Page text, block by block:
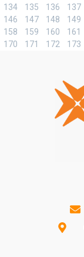
134
135 136 137
146
147 148 149
158
159 160 161
170
171 172 173